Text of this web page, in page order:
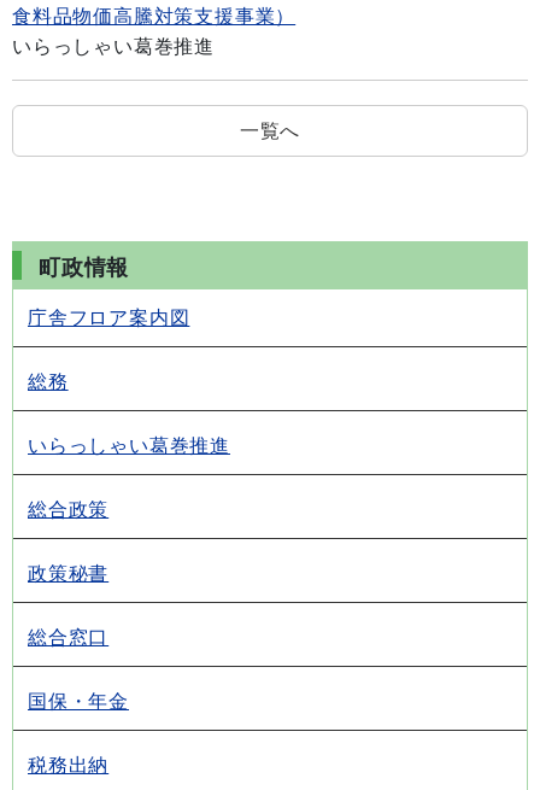
食料品物価高騰対策支援事業）
いらっしゃい葛巻推進
一覧へ
町政情報
庁舎フロア案内図
総務
いらっしゃい葛巻推進
総合政策
政策秘書
総合窓口
国保・年金
税務出納